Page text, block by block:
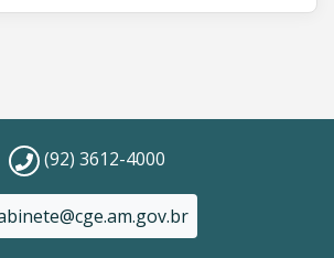
(92) 3612-4000